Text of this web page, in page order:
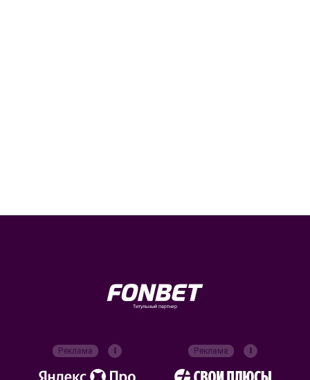
Титульный партнер
Реклама Реклама